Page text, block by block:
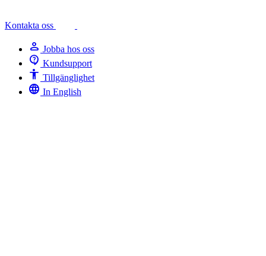
Kontakta oss
person Jobba hos oss
contact_support Kundsupport
Accessibility Tillgänglighet
language In English